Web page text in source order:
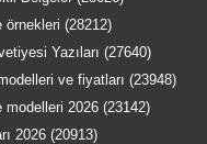
örnekleri (28212)
Yazıları (27640)
ve fiyatları (23948)
modelleri 2026 (23142)
2026 (20913)